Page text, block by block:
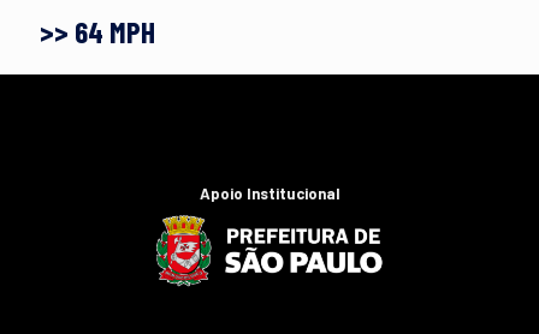
>> 64 MPH
Apoio Institucional